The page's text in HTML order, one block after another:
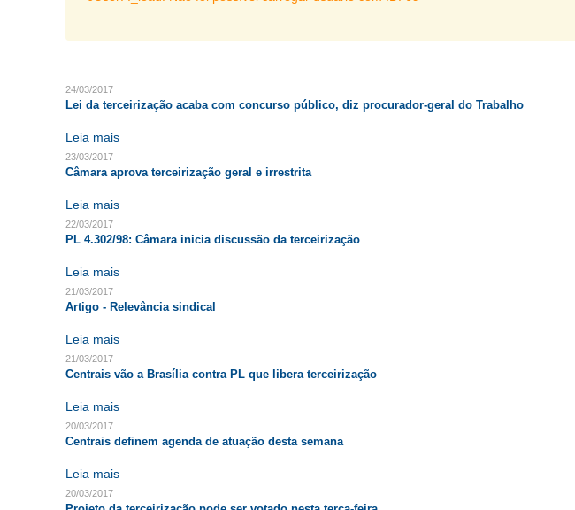
24/03/2017
Lei da terceirização acaba com concurso público, diz procurador-geral do Trabalho
Leia mais
23/03/2017
Câmara aprova terceirização geral e irrestrita
Leia mais
22/03/2017
PL 4.302/98: Câmara inicia discussão da terceirização
Leia mais
21/03/2017
Artigo - Relevância sindical
Leia mais
21/03/2017
Centrais vão a Brasília contra PL que libera terceirização
Leia mais
20/03/2017
Centrais definem agenda de atuação desta semana
Leia mais
20/03/2017